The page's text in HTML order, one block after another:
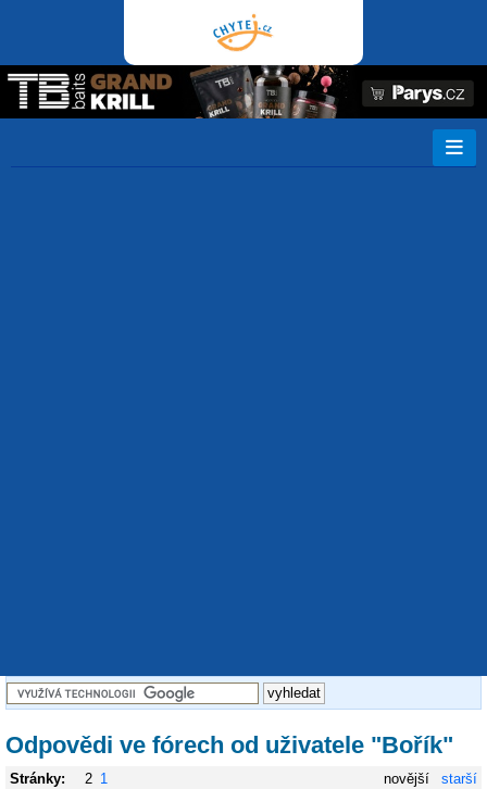
Odpovědi ve fórech od uživatele "Bořík"
novější starší
Stránky: 2 1